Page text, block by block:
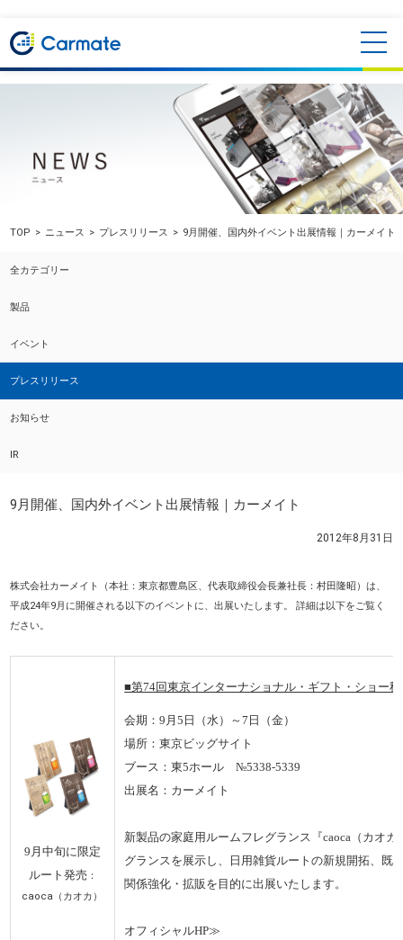
TOP ニュース プレスリリース 9月開催、国内外イベント出展情報｜カーメイト
全カテゴリー
製品
イベント
プレスリリース
お知らせ
IR
9月開催、国内外イベント出展情報｜カーメイト
2012年8月31日
株式会社カーメイト（本社：東京都豊島区、代表取締役会長兼社長：村田隆昭）は、
平成24年9月に開催される以下のイベントに、出展いたします。 詳細は以下をご覧く
ださい。
9月中旬に限定
ルート発売 ：
caoca（カオカ）
■第74回東京インターナショナル・ギフト・ショー
会期：9月5日（水）～7日（金）
場所：東京ビッグサイト
ブース：東5ホール №5338-5339
出展名：カーメイト
新製品の家庭用ルームフレグランス『caoca（カオカ
グランスを展示し、日用雑貨ルートの新規開拓、既
関係強化・拡販を目的に出展いたします。
オフィシャルHP≫